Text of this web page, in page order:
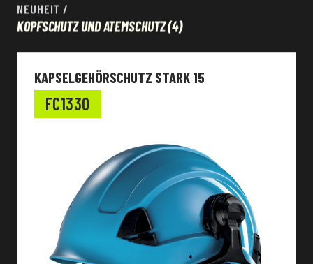
NEUHEIT /
KOPFSCHUTZ UND ATEMSCHUTZ(4)
KAPSELGEHÖRSCHUTZ STARK 15
FC1330